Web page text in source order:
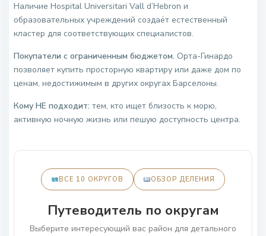
Наличие Hospital Universitari Vall d’Hebron и
образовательных учреждений создаёт естественный
кластер для соответствующих специалистов.
Покупатели с ограниченным бюджетом. Орта-Гинардо
позволяет купить просторную квартиру или даже дом по
ценам, недостижимым в других округах Барселоны.
Кому НЕ подходит: тем, кто ищет близость к морю,
активную ночную жизнь или пешую доступность центра.
ВСЕ 10 ОКРУГОВ ОБЗОР ДЕЛЕНИЯ
Путеводитель по округам
Выберите интересующий вас район для детального